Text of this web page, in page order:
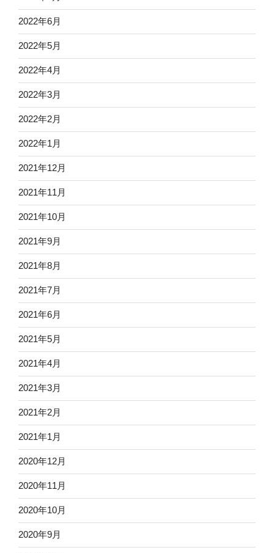
2022年6月
2022年5月
2022年4月
2022年3月
2022年2月
2022年1月
2021年12月
2021年11月
2021年10月
2021年9月
2021年8月
2021年7月
2021年6月
2021年5月
2021年4月
2021年3月
2021年2月
2021年1月
2020年12月
2020年11月
2020年10月
2020年9月